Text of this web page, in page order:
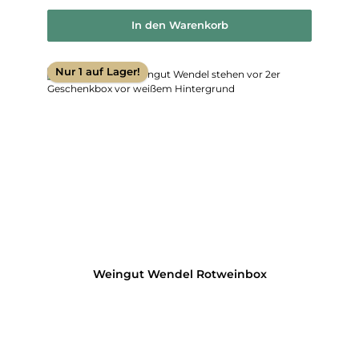
In den Warenkorb
Nur 1 auf Lager!
Weingut Wendel Rotweinbox